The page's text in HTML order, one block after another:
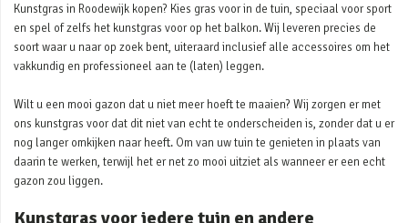
Kunstgras in Roodewijk kopen? Kies gras voor in de tuin, speciaal voor sport
en spel of zelfs het kunstgras voor op het balkon. Wij leveren precies de
soort waar u naar op zoek bent, uiteraard inclusief alle accessoires om het
vakkundig en professioneel aan te (laten) leggen.
Wilt u een mooi gazon dat u niet meer hoeft te maaien? Wij zorgen er met
ons kunstgras voor dat dit niet van echt te onderscheiden is, zonder dat u er
nog langer omkijken naar heeft. Om van uw tuin te genieten in plaats van
daarin te werken, terwijl het er net zo mooi uitziet als wanneer er een echt
gazon zou liggen.
Kunstgras voor iedere tuin en andere